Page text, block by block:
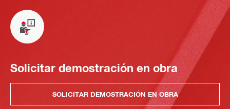
Solicitar demostración en obra
SOLICITAR DEMOSTRACIÓN EN OBRA